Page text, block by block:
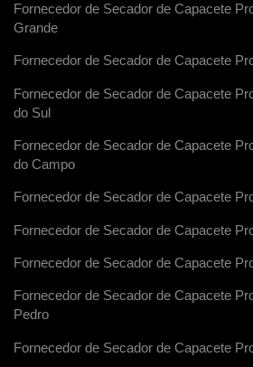
Fornecedor de Secador de Capacete
Grande
Fornecedor de Secador de Capacete
Fornecedor de Secador de Capacete
do Sul
Fornecedor de Secador de Capacete
do Campo
Fornecedor de Secador de Capacete
Fornecedor de Secador de Capacete
Fornecedor de Secador de Capacete
Fornecedor de Secador de Capacete
Pedro
Fornecedor de Secador de Capacete